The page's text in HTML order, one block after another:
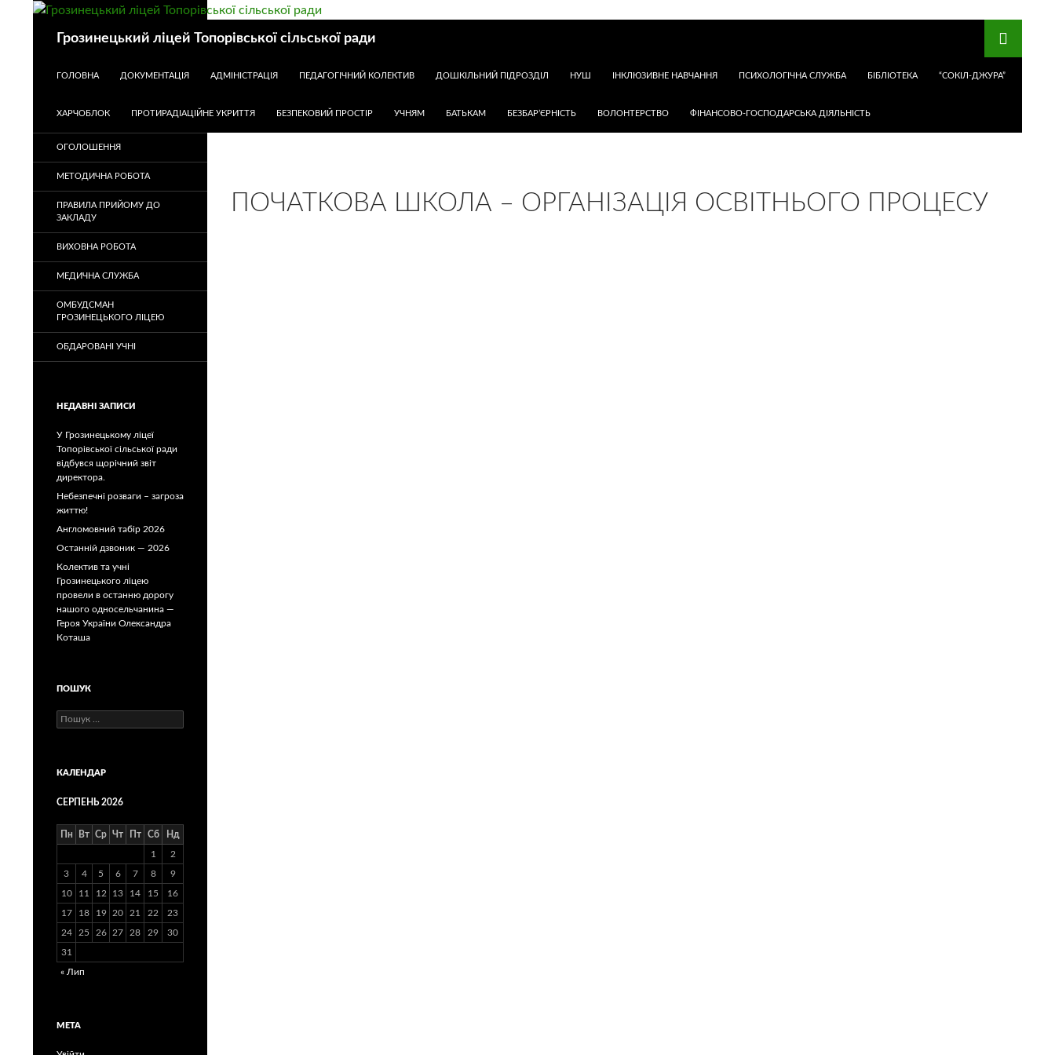
Грозинецький ліцей Топорівської сільської ради
ГОЛОВНА
ДОКУМЕНТАЦІЯ АДМІНІСТРАЦІЯ ПЕДАГОГІЧНИЙ КОЛЕКТИВ ДОШКІЛЬНИЙ ПІДРОЗДІЛ НУШ ІНКЛЮЗИВНЕ НАВЧАННЯ ПСИХОЛОГІЧНА СЛУЖБА БІБЛІОТЕКА “СОКІЛ-ДЖУРА”
ХАРЧОБЛОК ПРОТИРАДІАЦІЙНЕ УКРИТТЯ БЕЗПЕКОВИЙ ПРОСТІР УЧНЯМ БАТЬКАМ БЕЗБАР’ЄРНІСТЬ ВОЛОНТЕРСТВО ФІНАНСОВО-ГОСПОДАРСЬКА ДІЯЛЬНІСТЬ
ПОЧАТКОВА ШКОЛА – ОРГАНІЗАЦІЯ ОСВІТНЬОГО ПРОЦЕСУ
ОГОЛОШЕННЯ
МЕТОДИЧНА РОБОТА
ПРАВИЛА ПРИЙОМУ ДО
ЗАКЛАДУ
ВИХОВНА РОБОТА
МЕДИЧНА СЛУЖБА
ОМБУДСМАН
ГРОЗИНЕЦЬКОГО ЛІЦЕЮ
ОБДАРОВАНІ УЧНІ
НЕДАВНІ ЗАПИСИ
У Грозинецькому ліцеї
Топорівської сільської ради
відбувся щорічний звіт
директора.
Небезпечні розваги – загроза
життю!
Англомовний табір 2026
Останній дзвоник — 2026
Колектив та учні
Грозинецького ліцею
провели в останню дорогу
нашого односельчанина —
Героя України Олександра
Коташа
ПОШУК
Пошук:
КАЛЕНДАР
СЕРПЕНЬ 2026
Пн Вт Ср Чт Пт Сб Нд
1 2
3 4 5 6 7 8 9
10 11 12 13 14 15 16
17 18 19 20 21 22 23
24 25 26 27 28 29 30
31
« Лип
МЕТА